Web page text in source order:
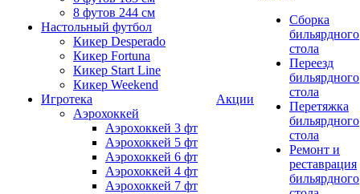
8 футов 244 см
Настольный футбол
Кикер Desperado
Кикер Fortuna
Кикер Start Line
Кикер Weekend
Игротека
Аэрохоккей
Аэрохоккей 3 фт
Аэрохоккей 5 фт
Аэрохоккей 6 фт
Аэрохоккей 4 фт
Аэрохоккей 7 фт
Акции
Сборка
бильярдного
стола
Переезд
бильярдного
стола
Перетяжка
бильярдного
стола
Ремонт и
реставрация
бильярдного